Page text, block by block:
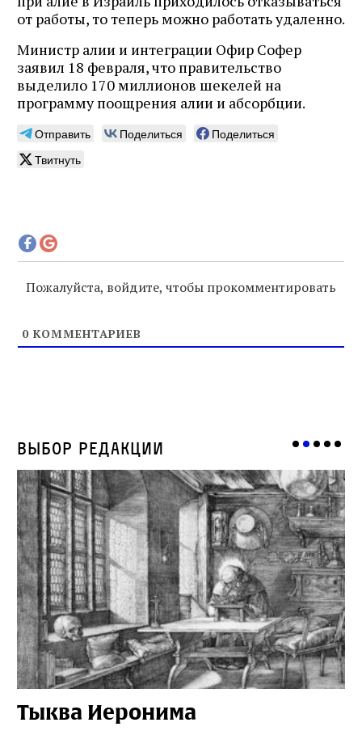
от работы, то теперь можно работать удаленно.
Министр алии и интеграции Офир Софер
заявил 18 февраля, что правительство
выделило 170 миллионов шекелей на
программу поощрения алии и абсорбции.
Отправить Поделиться
Поделиться
Твитнуть
Пожалуйста, войдите, чтобы прокомментировать
0 КОММЕНТАРИЕВ
Выбор редакции
Тыква Иеронима